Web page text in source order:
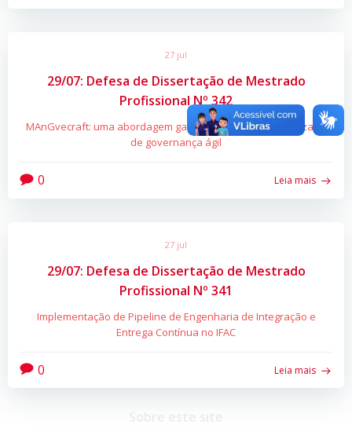
27 jul
29/07: Defesa de Dissertação de Mestrado
Profissional Nº 342
MAnGvecraft: uma abordagem gamificada para o aprendizado
de governança ágil
0 Leia mais
27 jul
29/07: Defesa de Dissertação de Mestrado
Profissional Nº 341
Implementação de Pipeline de Engenharia de Integração e
Entrega Contínua no IFAC
0 Leia mais